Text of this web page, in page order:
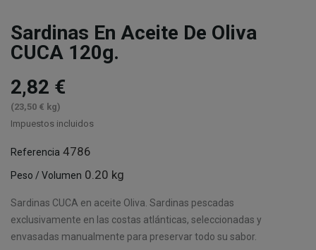
Sardinas En Aceite De Oliva
CUCA 120g.
2,82 €
(23,50 € kg)
Impuestos incluidos
Referencia 4786
Peso / Volumen 0.20 kg
Sardinas CUCA en aceite Oliva. Sardinas pescadas
exclusivamente en las costas atlánticas, seleccionadas y
envasadas manualmente para preservar todo su sabor.